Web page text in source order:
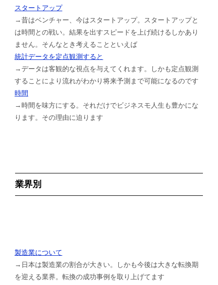
スタートアップ
→昔はベンチャー、今はスタートアップ。スタートアップと
は時間との戦い。結果を出すスピードを上げ続けるしかあり
ません。そんなとき考えることといえば
統計データを定点観測すると
→データは客観的な視点を与えてくれます。しかも定点観測
することにより流れがわかり将来予測まで可能になるのです
時間
→時間を味方にする。それだけでビジネスモ人生も豊かにな
ります。その理由に迫ります
業界別
製造業について
→日本は製造業の割合が大きい。しかも今後は大きな転換期
を迎える業界。転換の成功事例を取り上げてます